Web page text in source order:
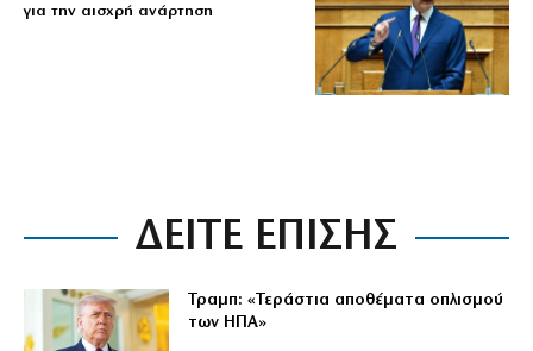
για την αισχρή ανάρτηση
ΔΕΙΤΕ ΕΠΙΣΗΣ
Τραμπ: «Τεράστια αποθέματα οπλισμού
των ΗΠΑ»